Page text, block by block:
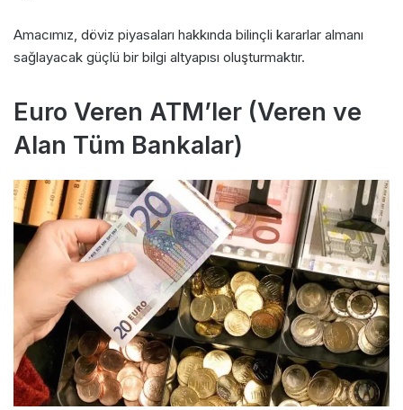
Amacımız, döviz piyasaları hakkında bilinçli kararlar almanı
sağlayacak güçlü bir bilgi altyapısı oluşturmaktır.
Euro Veren ATM’ler (Veren ve
Alan Tüm Bankalar)